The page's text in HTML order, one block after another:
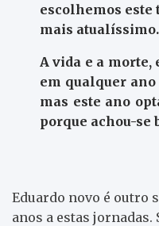
escolhemos este
mais atualíssimo.
A vida e a morte,
em qualquer
mas este ano
porque achou-se
Eduardo novo é outro
anos a estas